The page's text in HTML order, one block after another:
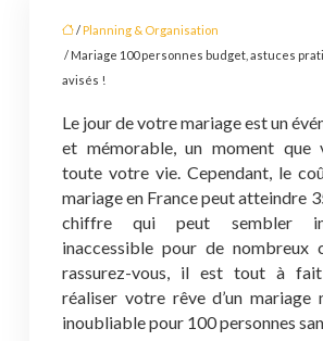
/ Planning & Organisation
/ Mariage 100 personnes budget, astuces
avisés !
Le jour de votre mariage est un
et mémorable, un moment que
toute votre vie. Cependant, le
mariage en France peut atteindre
chiffre qui peut sembler
inaccessible pour de nombreux
rassurez-vous, il est tout à
réaliser votre rêve d’un mariage
inoubliable pour 100 personnes